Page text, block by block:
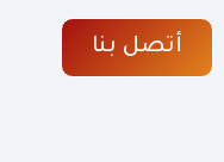
أتصل بنا